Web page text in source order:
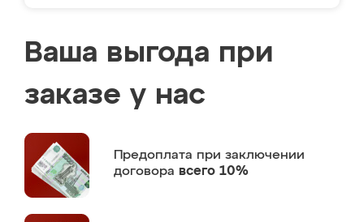
Ваша выгода при
заказе у нас
Предоплата при заключении
договора всего 10%